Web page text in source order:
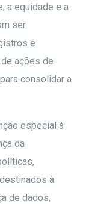
a equidade e a
ser
e
ações de
consolidar a
especial à
da
à
de dados,